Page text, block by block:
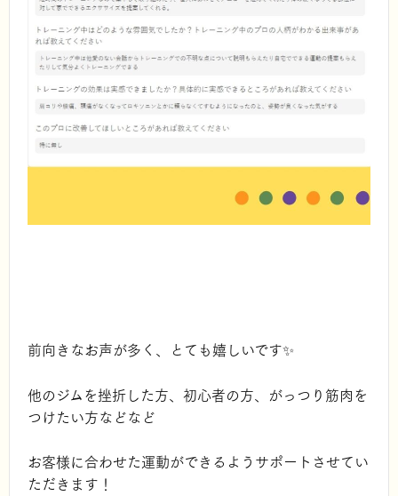
前向きなお声が多く、とても嬉しいです✨
他のジムを挫折した方、初心者の方、がっつり筋肉を
つけたい方などなど
お客様に合わせた運動ができるようサポートさせてい
ただきます！